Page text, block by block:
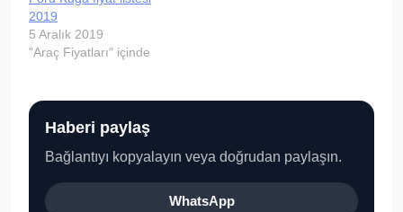
2019
5 Aralık 2019
"Araç Fiyatları" içinde
Haberi paylaş
Bağlantıyı kopyalayın veya doğrudan paylaşın.
WhatsApp